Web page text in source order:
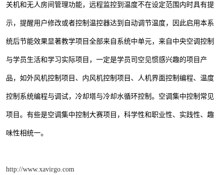
关机和无人房间管理功能，远程监控到温度不在设定范围内时具有提
示，提醒用户修改或者控制温控器达到自动调节温度，因此启用本系
统后节能效果显著教学项目全部来自系统中单元，来自中央空调控制
与学员生活和学习实际项目，一定是学员司空见惯感兴趣的项目产
品，如外风机控制项目、内风机控制项目、人机界面控制编程、温度
控制系统编程与调试，冷却塔与冷却水循环控制。空调集中控制常见
项目。有些是空调集中控制大赛项目，科学性和职业性、实践性、趣
味性相统一。
http://www.xavirgo.com